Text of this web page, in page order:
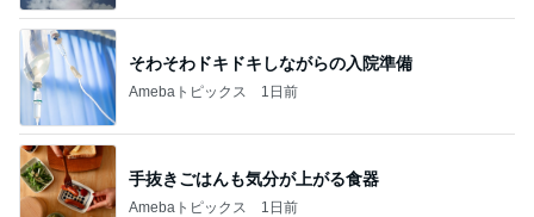
そわそわドキドキしながらの入院準備
Amebaトピックス 1日前
手抜きごはんも気分が上がる食器
Amebaトピックス 1日前